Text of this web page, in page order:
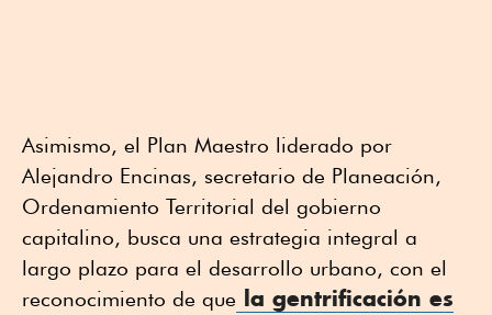
Asimismo, el Plan Maestro liderado por
Alejandro Encinas, secretario de Planeación,
Ordenamiento Territorial del gobierno
capitalino, busca una estrategia integral a
largo plazo para el desarrollo urbano, con el
reconocimiento de que
la gentrificación es